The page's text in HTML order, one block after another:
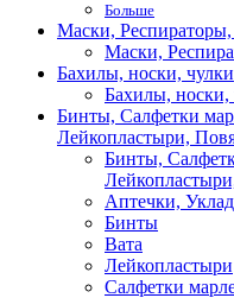
Больше
Маски,
Маски,
Бахилы, носки, чулки
Бахилы, носки,
Бинты, Салфетки
Лейкопластыри,
Бинты,
Аптечки,
Бинты
Вата
Лейкопластыри
Салфетки